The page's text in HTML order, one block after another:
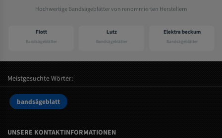
Hochwertige Bandsägeblätter von renommierten Herstellern
Flott
Bandsägeblätter
Lutz
Bandsägeblätter
Elektra beckum
Bandsägeblätter
Meistgesuchte Wörter:
bandsägeblatt
UNSERE KONTAKTINFORMATIONEN